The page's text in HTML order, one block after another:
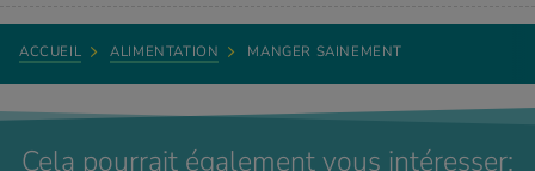
ACCUEIL ALIMENTATION MANGER SAINEMENT
Cela pourrait également vous intéresser: